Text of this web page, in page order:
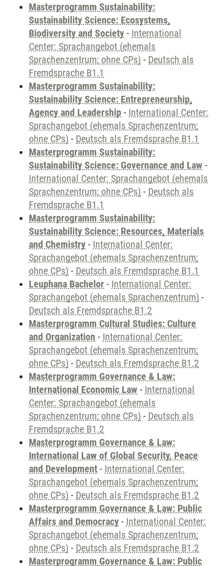
Masterprogramm Sustainability:
Sustainability Science: Ecosystems,
Biodiversity and Society - International
Center: Sprachangebot (ehemals
Sprachenzentrum; ohne CPs) - Deutsch als
Fremdsprache B1.1
Masterprogramm Sustainability:
Sustainability Science: Entrepreneurship,
Agency and Leadership - International Center:
Sprachangebot (ehemals Sprachenzentrum;
ohne CPs) - Deutsch als Fremdsprache B1.1
Masterprogramm Sustainability:
Sustainability Science: Governance and Law -
International Center: Sprachangebot (ehemals
Sprachenzentrum; ohne CPs) - Deutsch als
Fremdsprache B1.1
Masterprogramm Sustainability:
Sustainability Science: Resources, Materials
and Chemistry - International Center:
Sprachangebot (ehemals Sprachenzentrum;
ohne CPs) - Deutsch als Fremdsprache B1.1
Leuphana Bachelor - International Center:
Sprachangebot (ehemals Sprachenzentrum) -
Deutsch als Fremdsprache B1.2
Masterprogramm Cultural Studies: Culture
and Organization - International Center:
Sprachangebot (ehemals Sprachenzentrum;
ohne CPs) - Deutsch als Fremdsprache B1.2
Masterprogramm Governance & Law:
International Economic Law - International
Center: Sprachangebot (ehemals
Sprachenzentrum; ohne CPs) - Deutsch als
Fremdsprache B1.2
Masterprogramm Governance & Law:
International Law of Global Security, Peace
and Development - International Center:
Sprachangebot (ehemals Sprachenzentrum;
ohne CPs) - Deutsch als Fremdsprache B1.2
Masterprogramm Governance & Law: Public
Affairs and Democracy - International Center:
Sprachangebot (ehemals Sprachenzentrum;
ohne CPs) - Deutsch als Fremdsprache B1.2
Masterprogramm Governance & Law: Public